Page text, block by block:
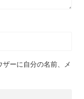
ーに自分の名前、メ